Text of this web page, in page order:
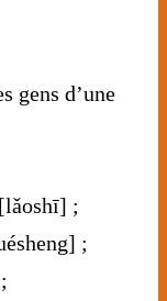
gens d’une
;
;